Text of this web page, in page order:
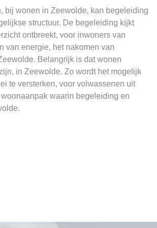
bij wonen in Zeewolde, kan begeleiding
structuur. De begeleiding kijkt
ontbreekt, voor inwoners van
van energie, het nakomen van
Belangrijk is dat wonen
in Zeewolde. Zo wordt het mogelijk
te versterken, voor volwassenen uit
waarin begeleiding en